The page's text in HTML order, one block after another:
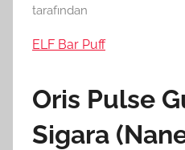
tarafından
ELF Bar Puff
Oris Pulse
Sigara